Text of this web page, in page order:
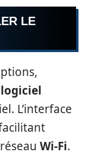
LE
logiciel
L’interface
Wi-Fi.